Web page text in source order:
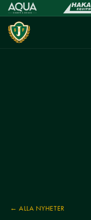
← ALLA NYHETER